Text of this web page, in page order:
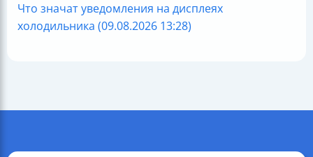
Что значат уведомления на дисплеях
холодильника (09.08.2026 13:28)